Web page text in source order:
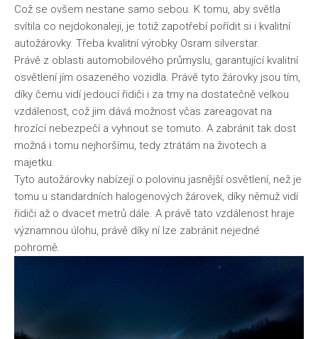
Což se ovšem nestane samo sebou. K tomu, aby světla
svítila co nejdokonaleji, je totiž zapotřebí pořídit si i kvalitní
autožárovky. Třeba kvalitní výrobky Osram silverstar.
Právě z oblasti automobilového průmyslu, garantující kvalitní
osvětlení jím osazeného vozidla. Právě tyto žárovky jsou tím,
díky čemu vidí jedoucí řidiči i za tmy na dostatečně velkou
vzdálenost, což jim dává možnost včas zareagovat na
hrozící nebezpečí a vyhnout se tomuto. A zabránit tak dost
možná i tomu nejhoršímu, tedy ztrátám na životech a
majetku.
Tyto autožárovky nabízejí o polovinu jasnější osvětlení, než je
tomu u standardních halogenových žárovek, díky němuž vidí
řidiči až o dvacet metrů dále. A právě tato vzdálenost hraje
významnou úlohu, právě díky ní lze zabránit nejedné
pohromě.